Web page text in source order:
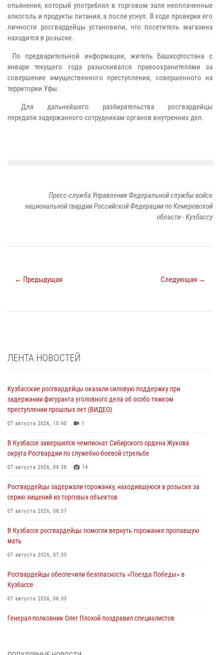
опьянения, который употреблял в торговом зале неоплаченные
алкоголь и продукты питания, а после уснул. В ходе проверки его
личности росгвардейцы установили, что посетитель магазина
находится в розыске.
По предварительной информации, житель Башкортостана с
январятекущего года разыскивался правоохранителями за
совершение имущественного преступления, совершенного на
территории Уфы.
Для дальнейшего разбирательства росгвардейцы
передали задержанного сотрудникам органов внутренних дел.
Пресс-служба Управления Федеральной службы войск
национальной гвардии Российской Федерации по Кемеровской
области - Кузбассу
← Предыдущая Следующая →
ЛЕНТА НОВОСТЕЙ
Кузбасские росгвардейцы оказали силовую поддержку при
задержании фигуранта уголовного дела об особо тяжком
преступлении прошлых лет (ВИДЕО)
07 августа 2026, 10:40 1
В Кузбассе завершился чемпионат Сибирского ордена Жукова
округа Росгвардии по служебно-боевой стрельбе
07 августа 2026, 09:38 14
Росгвардейцы задержали горожанку, находившуюся в розыске за
серию хищений из торговых объектов
07 августа 2026, 08:37
В Кузбассе росгвардейцы помогли вернуть горожанке пропавшую
мать
07 августа 2026, 07:35
Росгвардейцы обеспечили безопасность «Поезда Победы» в
Кузбассе
07 августа 2026, 06:33
Генерал-полковник Олег Плохой поздравил специалистов
07 августа 2026, 05:32